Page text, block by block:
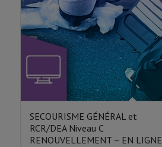
SECOURISME GÉNÉRAL et
RCR/DEA Niveau C
RENOUVELLEMENT – EN LIGNE